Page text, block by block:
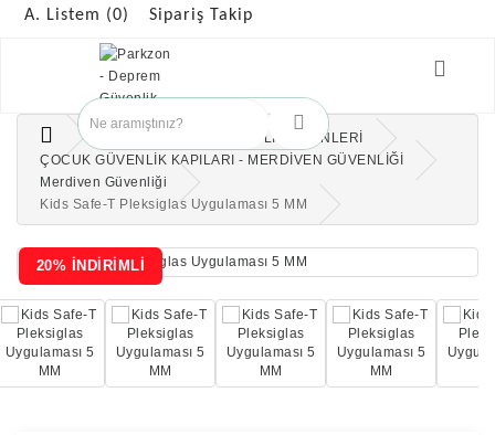
A. Listem (0) Sipariş Takip
ANAOKULUNDA GÜVENLİK ÜRÜNLERİ
ÇOCUK GÜVENLİK KAPILARI - MERDİVEN GÜVENLİĞİ
Merdiven Güvenliği
Kids Safe-T Pleksiglas Uygulaması 5 MM
20% İNDİRİMLİ